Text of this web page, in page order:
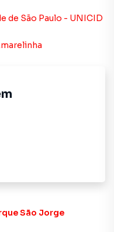
de São Paulo - UNICID
São Jorge